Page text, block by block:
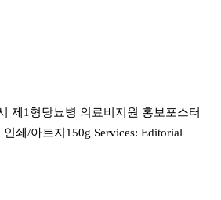
제1형당뇨병 의료비지원 홍보포스터
쇄/아트지150g Services: Editorial